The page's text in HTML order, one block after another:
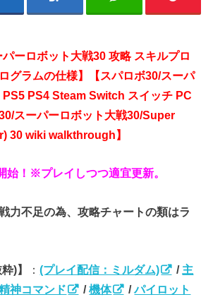
パーロボット大戦30 攻略 スキルプロ
グラムの仕様】【スパロボ30/スーパ
PS5 PS4 Steam Switch スイッチ PC
スーパーロボット大戦30/Super
30 wiki walkthrough】
始！※プレイしつつ適宜更新。
力不足の為、攻略チャートの類はラ
)】 ：(プレイ配信：ミルダム) / 主
神コマンド /機体 /パイロット